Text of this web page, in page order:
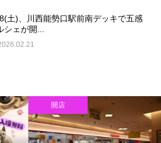
土)、川西能勢口駅前南デッキで五感
シェが開...
開店